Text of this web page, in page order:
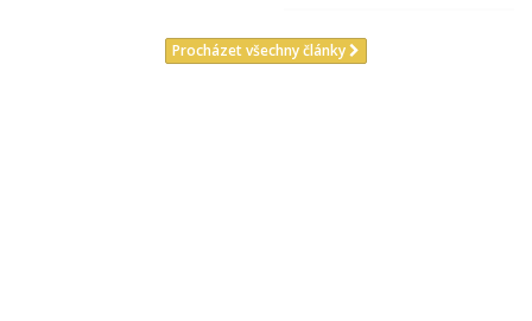
Procházet všechny články